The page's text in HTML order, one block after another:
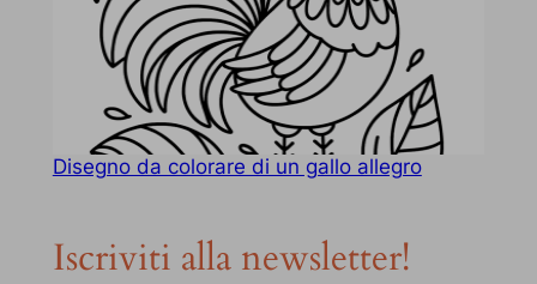
Disegno da colorare di un gallo allegro
Iscriviti alla newsletter!